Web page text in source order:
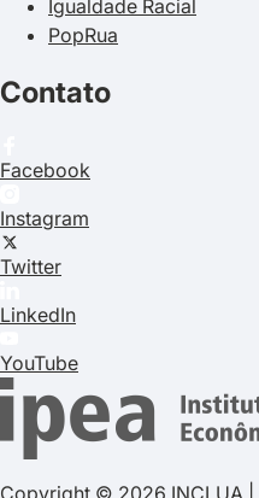
Igualdade Racial
PopRua
Contato
Facebook
Instagram
Twitter
LinkedIn
YouTube